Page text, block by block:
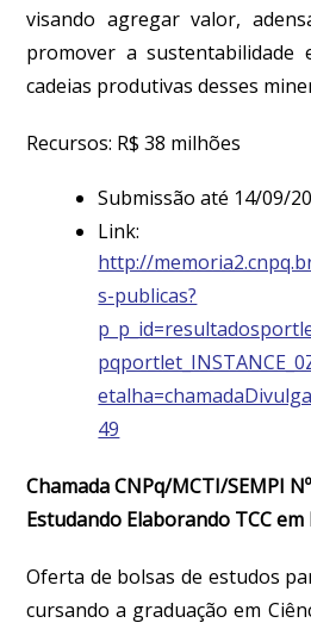
visando agregar valor,
promover a sustentabilidade
cadeias produtivas desses
Recursos: R$ 38 milhões
Submissão até 14/09/
Link:
http://
s-publicas?
49
Chamada CNPq/MCTI/SEMPI
Estudando Elaborando TCC
Oferta de bolsas de estudos
cursando a graduação em